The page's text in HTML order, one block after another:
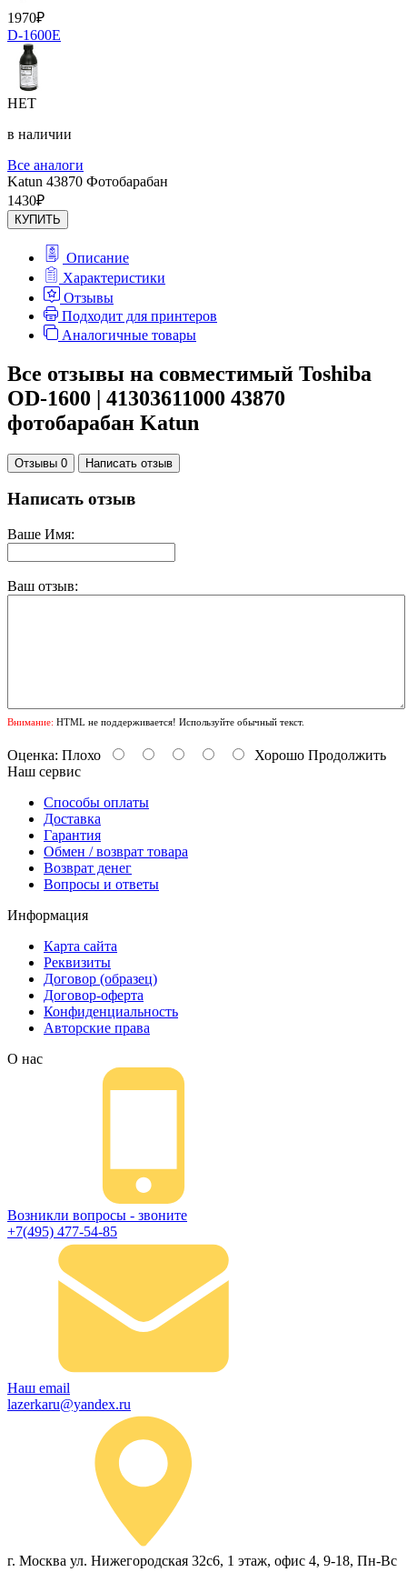
1970₽
D-1600E
НЕТ
в наличии
Все аналоги
Katun 43870 Фотобарабан
1430₽
КУПИТЬ
Описание
Характеристики
Отзывы
Подходит для принтеров
Аналогичные товары
Все отзывы на совместимый Toshiba
OD-1600 | 41303611000 43870
фотобарабан Katun
Отзывы 0 Написать отзыв
Написать отзыв
Ваше Имя:
Ваш отзыв:
Внимание: HTML не поддерживается! Используйте обычный текст.
Оценка: Плохо Хорошо Продолжить
Наш сервис
Способы оплаты
Доставка
Гарантия
Обмен / возврат товара
Возврат денег
Вопросы и ответы
Информация
Карта сайта
Реквизиты
Договор (образец)
Договор-оферта
Конфиденциальность
Авторские права
О нас
Возникли вопросы - звоните
+7(495) 477-54-85
Наш email
lazerkaru@yandex.ru
г. Москва ул. Нижегородская 32с6, 1 этаж, офис 4, 9-18, Пн-Вс